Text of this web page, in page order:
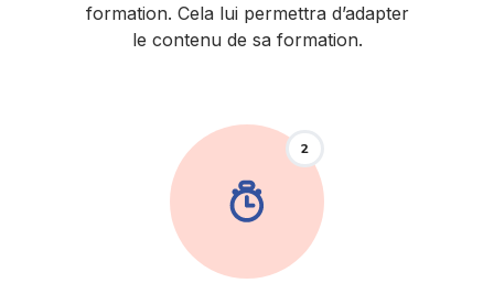
formation. Cela lui permettra d’adapter
le contenu de sa formation.
2